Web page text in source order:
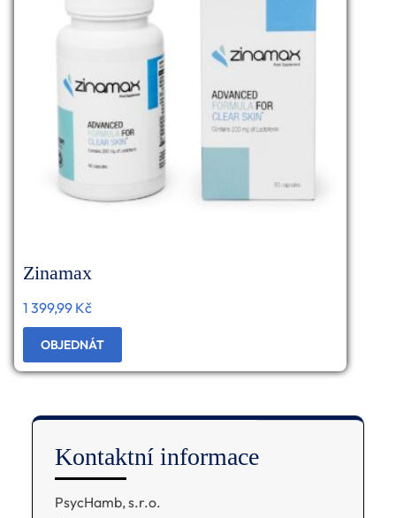
Zinamax
1 399,99 Kč
OBJEDNÁT
Kontaktní informace
PsycHamb, s.r.o.